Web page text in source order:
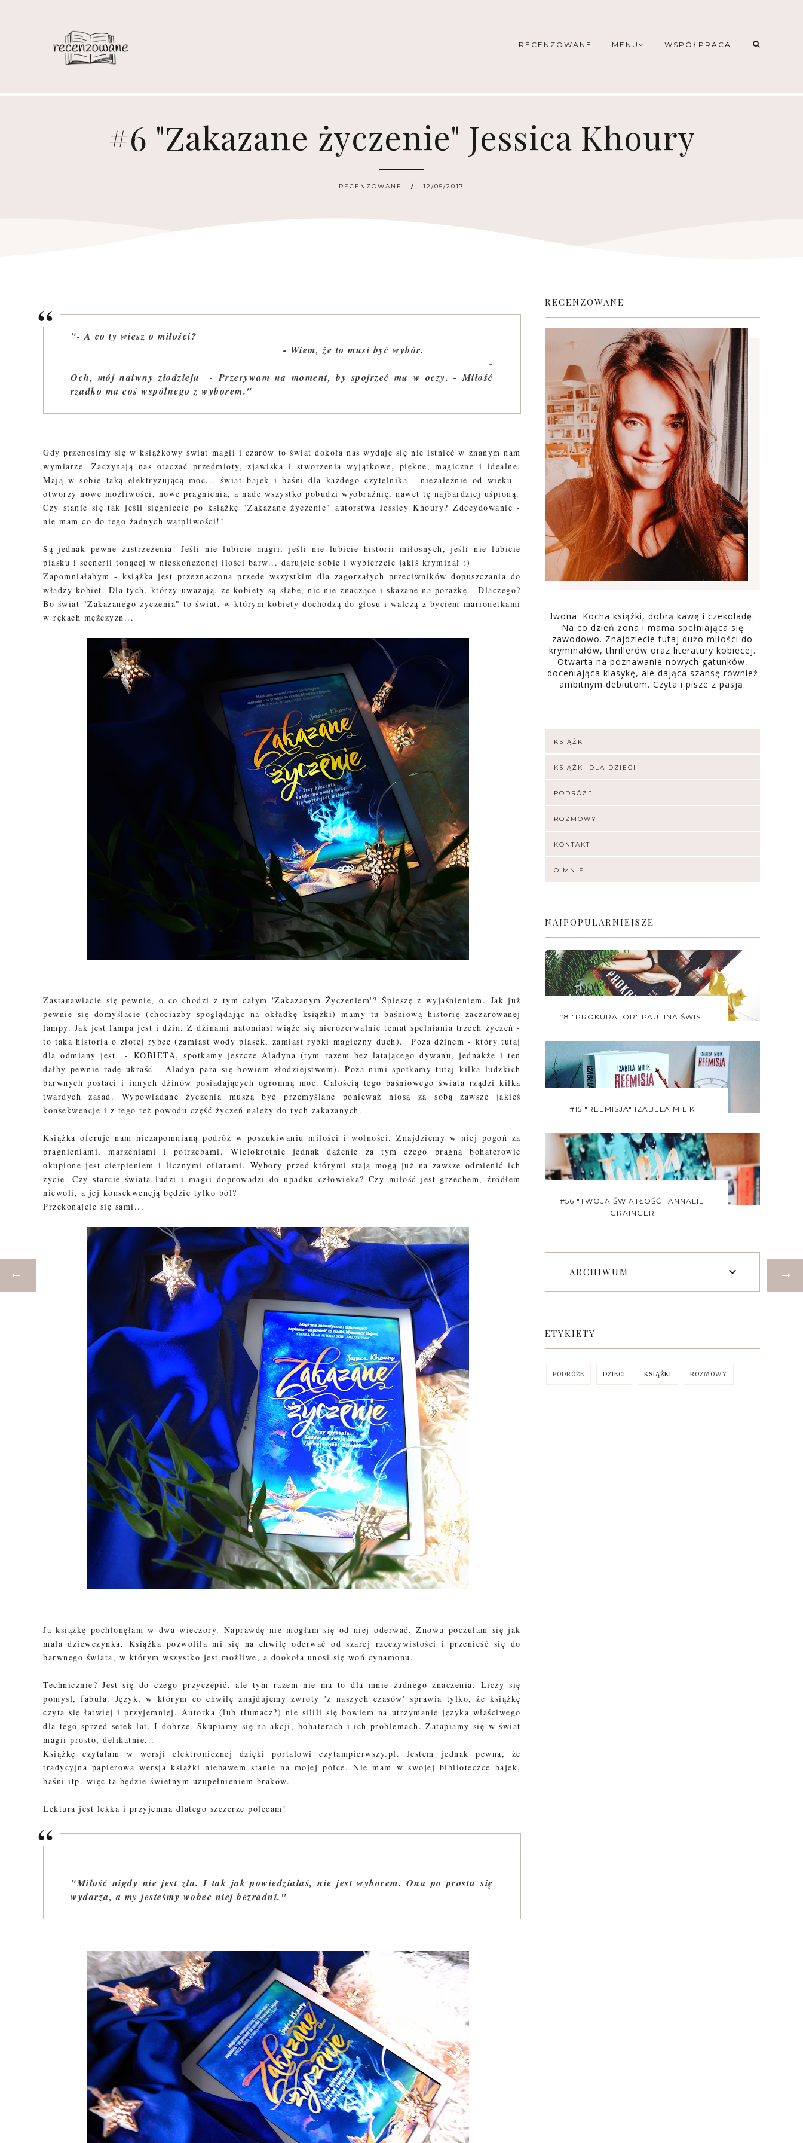
RECENZOWANE MENU WSPÓŁPRACA
#6 "Zakazane życzenie" Jessica Khoury
RECENZOWANE 12/05/2017
"- A co ty wiesz o miłości?
- Wiem, że to musi być wybór.
-
Och, mój naiwny złodzieju - Przerywam na moment, by spojrzeć mu w oczy. - Miłość
rzadko ma coś wspólnego z wyborem."
Gdy przenosimy się w książkowy świat magii i czarów to świat dokoła nas wydaje się nie istnieć w znanym nam
wymiarze. Zaczynają nas otaczać przedmioty, zjawiska i stworzenia wyjątkowe, piękne, magiczne i idealne.
Mają w sobie taką elektryzującą moc... świat bajek i baśni dla każdego czytelnika - niezależnie od wieku -
otworzy nowe możliwości, nowe pragnienia, a nade wszystko pobudzi wyobraźnię, nawet tę najbardziej uśpioną.
Czy stanie się tak jeśli sięgniecie po książkę "Zakazane życzenie" autorstwa Jessicy Khoury? Zdecydowanie -
nie mam co do tego żadnych wątpliwości!!
Są jednak pewne zastrzeżenia! Jeśli nie lubicie magii, jeśli nie lubicie historii miłosnych, jeśli nie lubicie
piasku i scenerii tonącej w nieskończonej ilości barw... darujcie sobie i wybierzcie jakiś kryminał :)
Zapomniałabym - książka jest przeznaczona przede wszystkim dla zagorzałych przeciwników dopuszczania do
władzy kobiet. Dla tych, którzy uważają, że kobiety są słabe, nic nie znaczące i skazane na porażkę. Dlaczego?
Bo świat "Zakazanego życzenia" to świat, w którym kobiety dochodzą do głosu i walczą z byciem marionetkami
w rękach mężczyzn...
Zastanawiacie się pewnie, o co chodzi z tym całym 'Zakazanym Życzeniem'? Śpieszę z wyjaśnieniem. Jak już
pewnie się domyślacie (chociażby spoglądając na okładkę książki) mamy tu baśniową historię zaczarowanej
lampy. Jak jest lampa jest i dżin. Z dżinami natomiast wiąże się nierozerwalnie temat spełniania trzech życzeń -
to taka historia o złotej rybce (zamiast wody piasek, zamiast rybki magiczny duch). Poza dżinem - który tutaj
dla odmiany jest - KOBIETA, spotkamy jeszcze Aladyna (tym razem bez latającego dywanu, jednakże i ten
dałby pewnie radę ukraść - Aladyn para się bowiem złodziejstwem). Poza nimi spotkamy tutaj kilka ludzkich
barwnych postaci i innych dżinów posiadających ogromną moc. Całością tego baśniowego świata rządzi kilka
twardych zasad. Wypowiadane życzenia muszą być przemyślane ponieważ niosą za sobą zawsze jakieś
konsekwencje i z tego też powodu część życzeń należy do tych zakazanych.
Książka oferuje nam niezapomnianą podróż w poszukiwaniu miłości i wolności. Znajdziemy w niej pogoń za
pragnieniami, marzeniami i potrzebami. Wielokrotnie jednak dążenie za tym czego pragną bohaterowie
okupione jest cierpieniem i licznymi ofiarami. Wybory przed którymi stają mogą już na zawsze odmienić ich
życie. Czy starcie świata ludzi i magii doprowadzi do upadku człowieka? Czy miłość jest grzechem, źródłem
niewoli, a jej konsekwencją będzie tylko ból?
Przekonajcie się sami...
Ja książkę pochłonęłam w dwa wieczory. Naprawdę nie mogłam się od niej oderwać. Znowu poczułam się jak
mała dziewczynka. Książka pozwoliła mi się na chwilę oderwać od szarej rzeczywistości i przenieść się do
barwnego świata, w którym wszystko jest możliwe, a dookoła unosi się woń cynamonu.
Technicznie? Jest się do czego przyczepić, ale tym razem nie ma to dla mnie żadnego znaczenia. Liczy się
pomysł, fabuła. Język, w którym co chwilę znajdujemy zwroty 'z naszych czasów' sprawia tylko, że książkę
czyta się łatwiej i przyjemniej. Autorka (lub tłumacz?) nie silili się bowiem na utrzymanie języka właściwego
dla tego sprzed setek lat. I dobrze. Skupiamy się na akcji, bohaterach i ich problemach. Zatapiamy się w świat
magii prosto, delikatnie...
Książkę czytałam w wersji elektronicznej dzięki portalowi czytampierwszy.pl. Jestem jednak pewna, że
tradycyjna papierowa wersja książki niebawem stanie na mojej półce. Nie mam w swojej biblioteczce bajek,
baśni itp. więc ta będzie świetnym uzupełnieniem braków.
Lektura jest lekka i przyjemna dlatego szczerze polecam!
"Miłość nigdy nie jest zła. I tak jak powiedziałaś, nie jest wyborem. Ona po prostu się
wydarza, a my jesteśmy wobec niej bezradni."
RECENZOWANE
Iwona. Kocha książki, dobrą kawę i czekoladę.
Na co dzień żona i mama spełniająca się
zawodowo. Znajdziecie tutaj dużo miłości do
kryminałów, thrillerów oraz literatury kobiecej.
Otwarta na poznawanie nowych gatunków,
doceniająca klasykę, ale dająca szansę również
ambitnym debiutom. Czyta i pisze z pasją.
KSIĄŻKI
KSIĄŻKI DLA DZIECI
PODRÓŻE
ROZMOWY
KONTAKT
O MNIE
NAJPOPULARNIEJSZE
#8 "PROKURATOR" PAULINA ŚWIST
#15 "REEMISJA" IZABELA MILIK
#56 "TWOJA ŚWIATŁOŚĆ" ANNALIE
GRAINGER
ARCHIWUM
ETYKIETY
PODRÓŻE DZIECI KSIĄŻKI ROZMOWY